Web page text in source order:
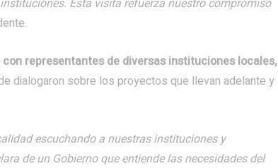
Esta visita refuerza nuestro compromiso
representantes de diversas instituciones locales,
dialogaron sobre los proyectos que llevan adelante y
escuchando a nuestras instituciones y
de un Gobierno que entiende las necesidades del